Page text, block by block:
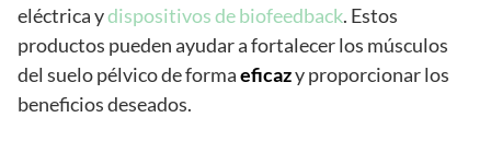
eléctrica ydispositivos de biofeedback. Estos
productos pueden ayudar a fortalecer los músculos
del suelo pélvico de formaeficazy proporcionar los
beneficios deseados.